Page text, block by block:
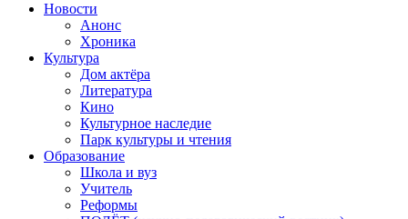
Новости
Анонс
Хроника
Культура
Дом актёра
Литература
Кино
Культурное наследие
Парк культуры и чтения
Образование
Школа и вуз
Учитель
Реформы